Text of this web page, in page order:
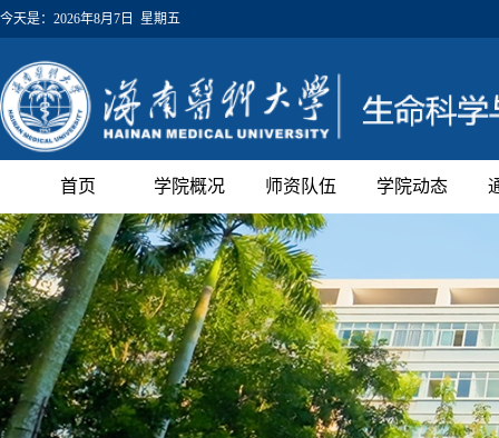
今天是： 2026年8月7日 星期五
首页 学院概况 师资队伍 学院动态